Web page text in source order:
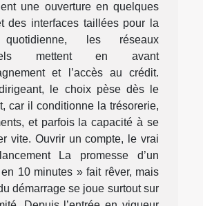
une ouverture en quelques
des interfaces taillées pour la
les réseaux
mettent en avant
et l’accès au crédit.
le choix pèse dès le
car il conditionne la trésorerie,
et parfois la capacité à se
vite. Ouvrir un compte, le vrai
La promesse d’un
10 minutes » fait rêver, mais
démarrage se joue surtout sur